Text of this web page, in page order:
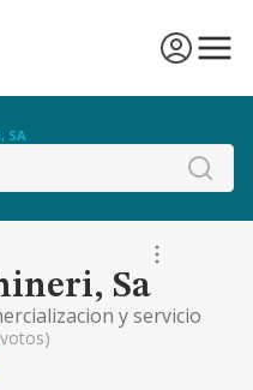
SA
Sa
y servicio
de maquinaria
de tierras.